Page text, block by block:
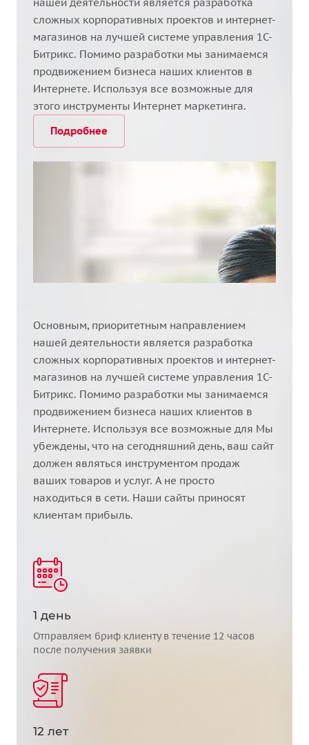
нашей деятельности является разработка
сложных корпоративных проектов и интернет-
магазинов на лучшей системе управления 1С-
Битрикс. Помимо разработки мы занимаемся
продвижением бизнеса наших клиентов в
Интернете. Используя все возможные для
этого инструменты Интернет маркетинга.
Подробнее
Основным, приоритетным направлением
нашей деятельности является разработка
сложных корпоративных проектов и интернет-
магазинов на лучшей системе управления 1С-
Битрикс. Помимо разработки мы занимаемся
продвижением бизнеса наших клиентов в
Интернете. Используя все возможные для Мы
убеждены, что на сегодняшний день, ваш сайт
должен являться инструментом продаж
ваших товаров и услуг. А не просто
находиться в сети. Наши сайты приносят
клиентам прибыль.
1 день
Отправляем бриф клиенту в течение 12 часов
после получения заявки
12 лет